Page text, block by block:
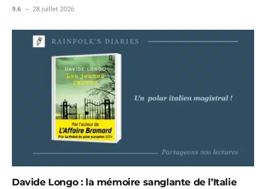
9.6 28 juillet 2026
Davide Longo : la mémoire sanglante de l’Italie